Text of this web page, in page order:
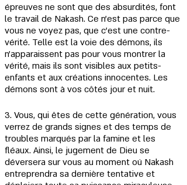
épreuves ne sont que des absurdités, font
le travail de Nakash. Ce n'est pas parce que
vous ne voyez pas, que c'est une contre-
vérité. Telle est la voie des démons, ils
n'apparaissent pas pour vous montrer la
vérité, mais ils sont visibles aux petits-
enfants et aux créations innocentes. Les
démons sont à vos côtés jour et nuit.
3. Vous, qui êtes de cette génération, vous
verrez de grands signes et des temps de
troubles marqués par la famine et les
fléaux. Ainsi, le jugement de Dieu se
déversera sur vous au moment oú Nakash
entreprendra sa dernière tentative et